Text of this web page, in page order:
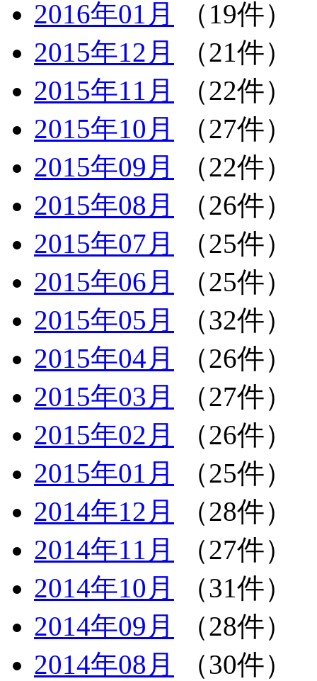
2016年01月
（19件）
2015年12月
（21件）
2015年11月
（22件）
2015年10月
（27件）
2015年09月
（22件）
2015年08月
（26件）
2015年07月
（25件）
2015年06月
（25件）
2015年05月
（32件）
2015年04月
（26件）
2015年03月
（27件）
2015年02月
（26件）
2015年01月
（25件）
2014年12月
（28件）
2014年11月
（27件）
2014年10月
（31件）
2014年09月
（28件）
2014年08月
（30件）